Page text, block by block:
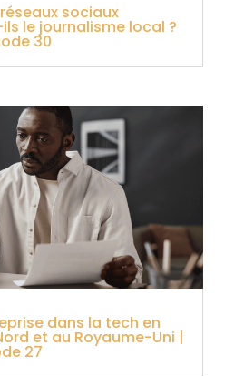
sociaux
le journalisme local ?
30
dans la tech en
et au Royaume-Uni |
27